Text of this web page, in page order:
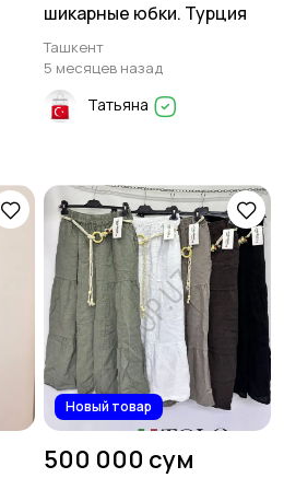
шикарные юбки. Турция
Ташкент
5 месяцев назад
Татьяна
Новый товар
500 000 сум